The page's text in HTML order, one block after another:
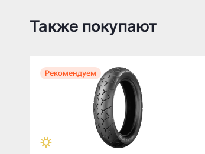
Также покупают
Рекомендуем